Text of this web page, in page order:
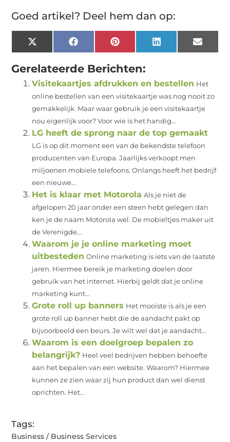
Goed artikel? Deel hem dan op:
X
(Twitter)
FacebookPinterest LinkedIn Email
Gerelateerde Berichten:
Visitekaartjes afdrukken en bestellen Het
online bestellen van een visitekaartje was nog nooit zo
gemakkelijk. Maar waar gebruik je een visitekaartje
nou eigenlijk voor? Voor wie is het handig...
LG heeft de sprong naar de top gemaakt
LG is op dit moment een van de bekendste telefoon
producenten van Europa. Jaarlijks verkoopt men
miljoenen mobiele telefoons. Onlangs heeft het bedrijf
een nieuwe...
Het is klaar met Motorola Als je niet de
afgelopen 20 jaar onder een steen hebt gelegen dan
ken je de naam Motorola wel. De mobieltjes maker uit
de Verenigde...
Waarom je je online marketing moet
uitbesteden Online marketing is iets van de laatste
jaren. Hiermee bereik je marketing doelen door
gebruik van het internet. Hierbij geldt dat je online
marketing kunt...
Grote roll up banners Het mooiste is als je een
grote roll up banner hebt die de aandacht pakt op
bijvoorbeeld een beurs. Je wilt wel dat je aandacht...
Waarom is een doelgroep bepalen zo
belangrijk? Heel veel bedrijven hebben behoefte
aan het bepalen van een website. Waarom? Hiermee
kunnen ze zien waar zij hun product dan wel dienst
oprichten. Het...
Tags:
Business / Business Services